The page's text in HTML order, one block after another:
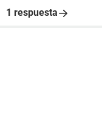
1 respuesta